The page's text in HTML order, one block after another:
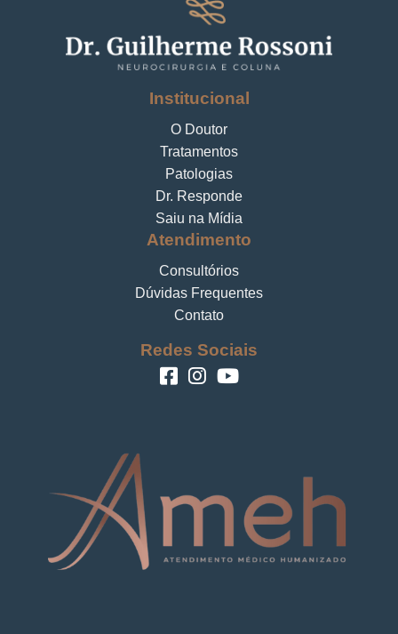
Institucional
O Doutor
Tratamentos
Patologias
Dr. Responde
Saiu na Mídia
Atendimento
Consultórios
Dúvidas Frequentes
Contato
Redes Sociais